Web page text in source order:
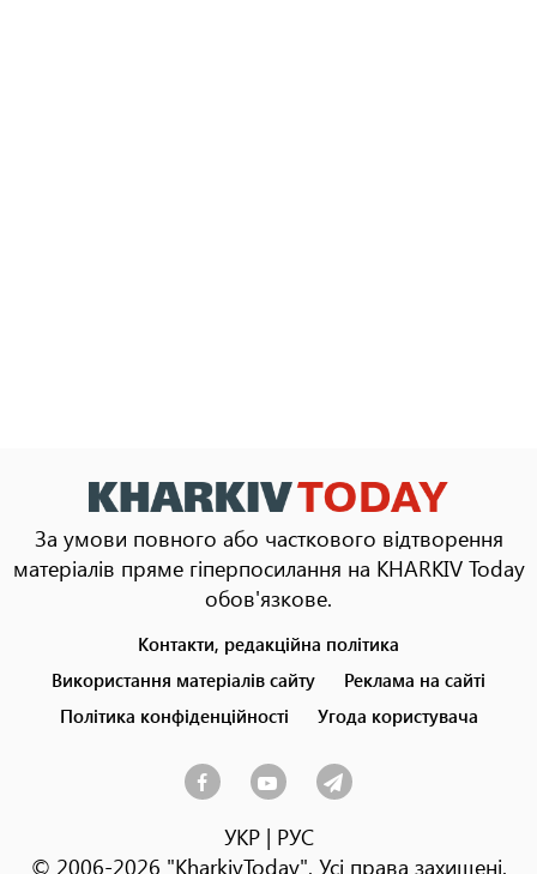
За умови повного або часткового відтворення
матеріалів пряме гіперпосилання на KHARKIV Today
обов'язкове.
menu
Контакти, редакційна політика
Використання матеріалів сайту
Реклама на сайті
Політика конфіденційності
Угода користувача
УКР| РУС
© 2006-2026 "KharkivToday". Усі права захищені.